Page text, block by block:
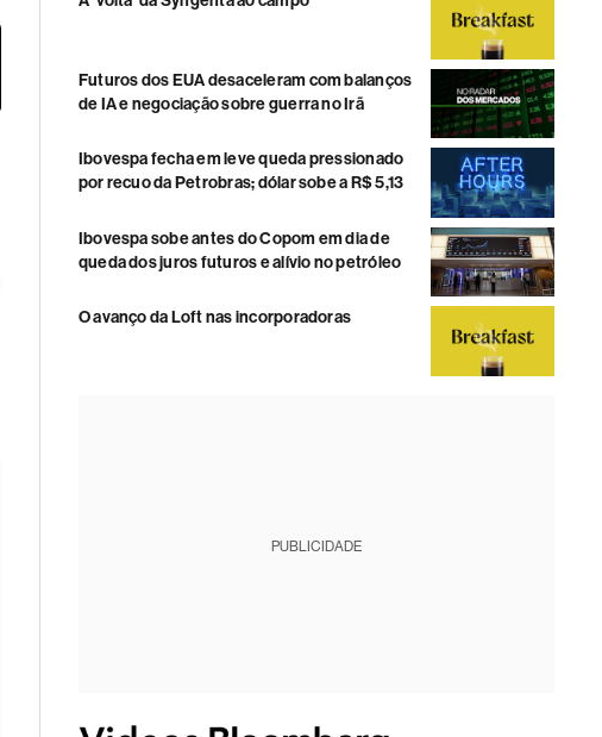
Futuros dos EUA desaceleram com balanços
de IA e negociação sobre guerra no Irã
Ibovespa fecha em leve queda pressionado
por recuo da Petrobras; dólar sobe a R$ 5,13
Ibovespa sobe antes do Copom em dia de
queda dos juros futuros e alívio no petróleo
O avanço da Loft nas incorporadoras
PUBLICIDADE